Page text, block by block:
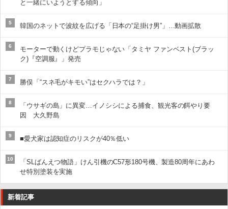
と一緒にいようとする傾向」
5 韓国のネットで波紋を広げる「日本の“足掛け男”」…動画拡散
6
モーターで動くけどプラモじゃない「タミヤ ファンベスト(ブラッ
ク)『空調服』」発売
7 勝俣「“スネ毛がキモい”はセクハラでは？」
8
「ウサギの島」に異変…イノシシによる捕食、観光客の餌やり要
因 大久野島
9 ■愛犬家は認知症のリスクが40％低い
10
「SLばんえつ物語」けん引機のC57形180号機、製造80周年にあわ
せ特別塗装を実施
新着記事